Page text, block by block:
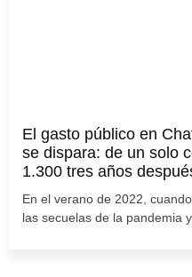
El gasto público en
se dispara: de un solo
1.300 tres años
En el verano de 2022,
las secuelas de la pandemia